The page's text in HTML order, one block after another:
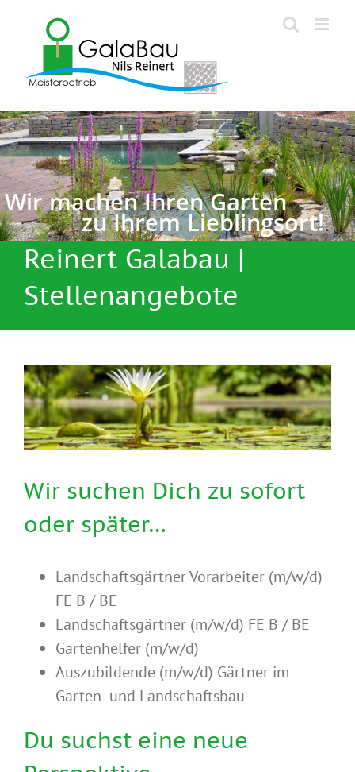
springen
Wir machen Ihren Garten
zu Ihrem Lieblingsort!
Reinert Galabau |
Stellenangebote
Wir suchen Dich zu sofort
oder später…
Landschaftsgärtner Vorarbeiter (m/w/d)
FE B / BE
Landschaftsgärtner (m/w/d) FE B / BE
Gartenhelfer (m/w/d)
Auszubildende (m/w/d) Gärtner im
Garten- und Landschaftsbau
Du suchst eine neue